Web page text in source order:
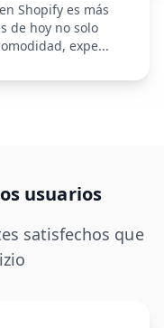
Shopify es más
de hoy no solo
expe...
usuarios
satisfechos que